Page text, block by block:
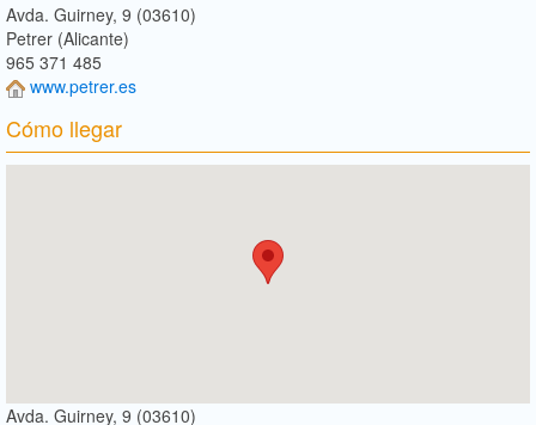
Avda. Guirney, 9 (03610)
Petrer (Alicante)
965 371 485
www.petrer.es
Cómo llegar
Avda. Guirney, 9 (03610)